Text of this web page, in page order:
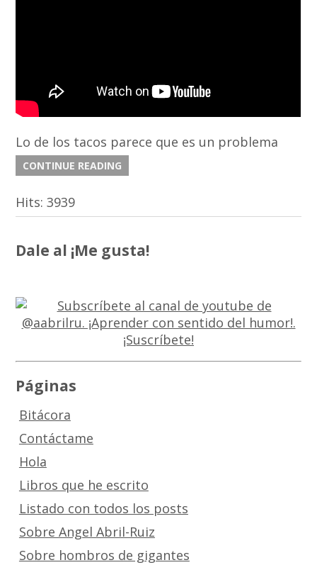
Lo de los tacos parece que es un problema
CONTINUE READING
Hits: 3939
Dale al ¡Me gusta!
Páginas
Bitácora
Contáctame
Hola
Libros que he escrito
Listado con todos los posts
Sobre Angel Abril-Ruiz
Sobre hombros de gigantes